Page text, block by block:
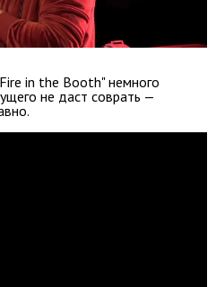
in the Booth" немного
не даст соврать —